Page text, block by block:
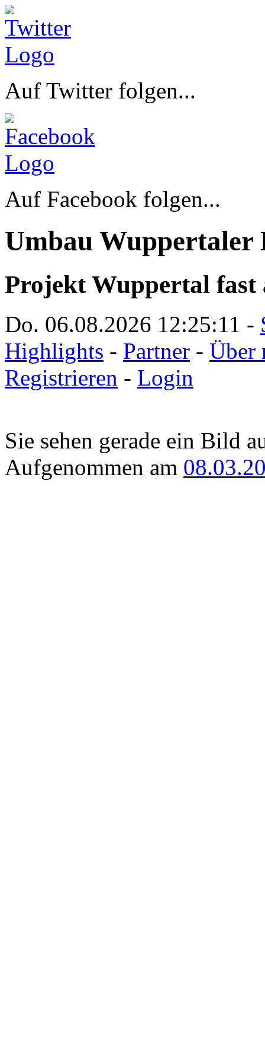
Auf Twitter folgen...
Auf Facebook folgen...
Umbau Wuppertaler
Projekt Wuppertal fast
Do. 06.08.2026 12:25:11 -
Highlights - Partner - Über
Registrieren - Login
Sie sehen gerade ein Bild
Aufgenommen am